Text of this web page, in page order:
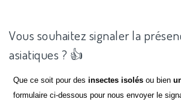
Vous souhaitez signaler la
asiatiques ? 👍
Que ce soit pour desinsectes isolés ou bien
formulaire ci-dessous pour nous envoyer le